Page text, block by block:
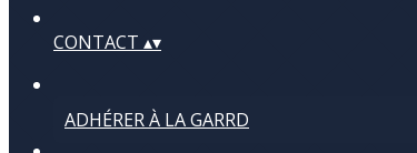
CONTACT ▴▾
ADHÉRER À LA GARRD